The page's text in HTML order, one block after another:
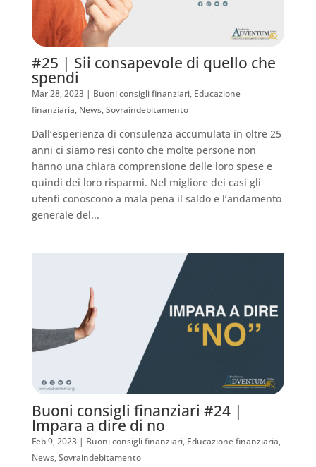
#25 | Sii consapevole di quello che
spendi
Mar 28, 2023| Buoni consigli finanziari, Educazione
finanziaria, News,Sovraindebitamento
Dall’esperienza di consulenza accumulata in oltre 25
anni ci siamo resi conto che molte persone non
hanno una chiara comprensione delle loro spese e
quindi dei loro risparmi. Nel migliore dei casi gli
utenti conoscono a mala pena il saldo e l’andamento
generale del...
Buoni consigli finanziari #24 |
Impara a dire di no
Feb 9, 2023| Buoni consigli finanziari, Educazione finanziaria,
News,Sovraindebitamento